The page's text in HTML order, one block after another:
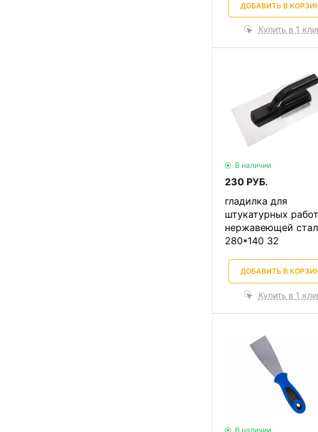
ДОБАВИТЬ В
Купить в 1
В наличии
230 РУБ.
гладилка для
штукатурных
нержавеющей
280*140 32
ДОБАВИТЬ В
Купить в 1
В наличии